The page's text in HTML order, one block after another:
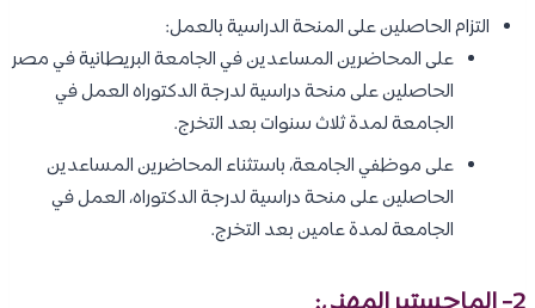
التزام الحاصلين على المنحة الدراسية بالعمل:
على المحاضرين المساعدين في الجامعة البريطانية في مصر
الحاصلين على منحة دراسية لدرجة الدكتوراه العمل في
الجامعة لمدة ثلاث سنوات بعد التخرج.
على موظفي الجامعة، باستثناء المحاضرين المساعدين
الحاصلين على منحة دراسية لدرجة الدكتوراه، العمل في
الجامعة لمدة عامين بعد التخرج.